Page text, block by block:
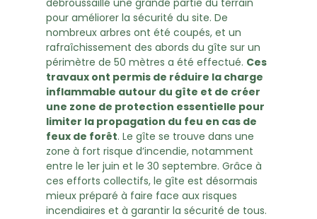
débroussaillé une grande partie du terrain
pour améliorer la sécurité du site. De
nombreux arbres ont été coupés, et un
rafraîchissement des abords du gîte sur un
périmètre de 50 mètres a été effectué. Ces
travaux ont permis de réduire la charge
inflammable autour du gîte et de créer
une zone de protection essentielle pour
limiter la propagation du feu en cas de
feux de forêt. Le gîte se trouve dans une
zone à fort risque d’incendie, notamment
entre le 1er juin et le 30 septembre. Grâce à
ces efforts collectifs, le gîte est désormais
mieux préparé à faire face aux risques
incendiaires et à garantir la sécurité de tous.